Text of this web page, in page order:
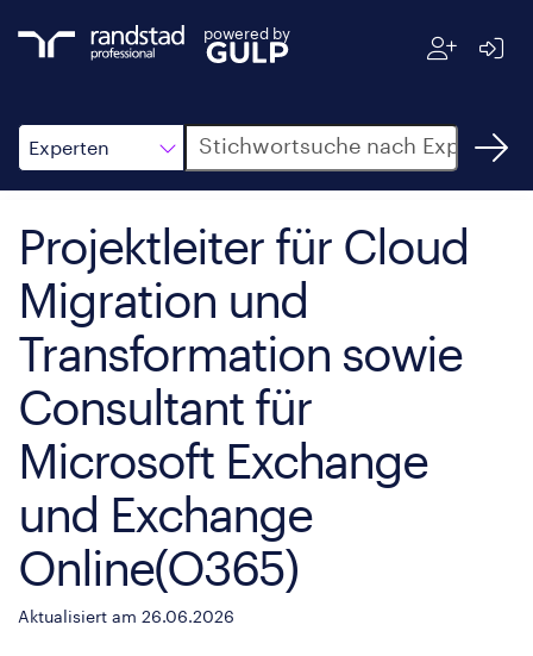
powered by
Experten
Suche
Projektleiter für Cloud
Migration und
Transformation sowie
Consultant für
Microsoft Exchange
und Exchange
Online(O365)
Aktualisiert am 26.06.2026